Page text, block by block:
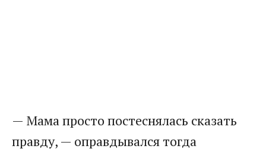
— Мама просто постеснялась сказать
правду, — оправдывался тогда